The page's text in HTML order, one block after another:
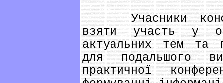
Учасники
взяти участь у
актуальних тем та
для подальшого
практичної